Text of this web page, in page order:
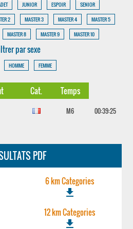
JUNIOR ESPOIR
SENIOR
2 MASTER 3 MASTER 4
MASTER 5
MASTER 8 MASTER 9 MASTER 10
par sexe
HOMME FEMME
Cat. Temps
M6 00:39:25
PDF
6 km Categories
file_download
12 km Categories
file_download